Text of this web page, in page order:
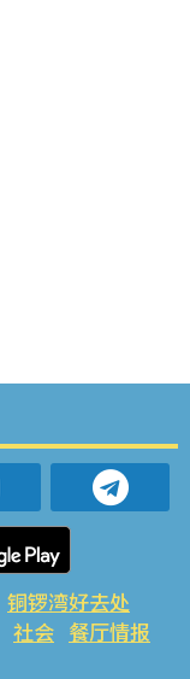
铜锣湾好去处
社会 餐厅情报